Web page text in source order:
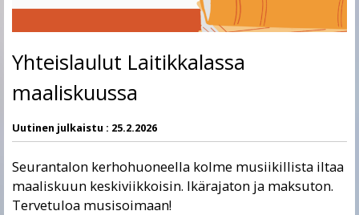
Yhteislaulut Laitikkalassa
maaliskuussa
Uutinen julkaistu : 25.2.2026
Seurantalon kerhohuoneella kolme musiikillista iltaa
maaliskuun keskiviikkoisin. Ikärajaton ja maksuton.
Tervetuloa musisoimaan!